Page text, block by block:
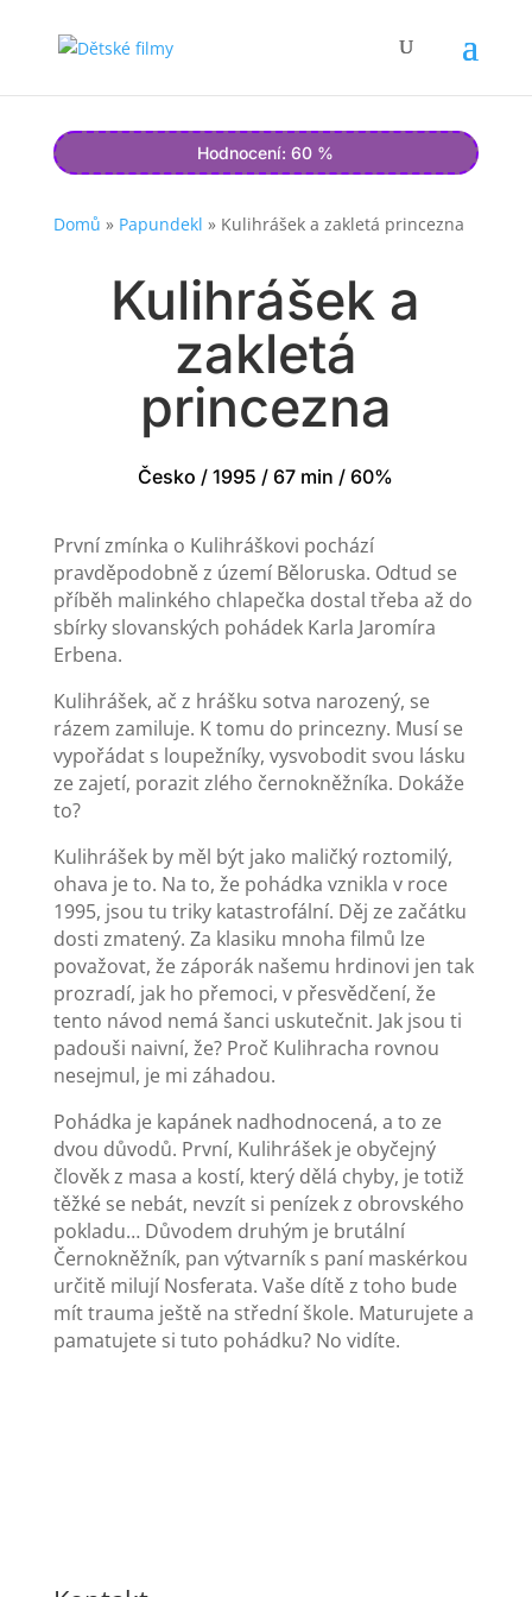
Hodnocení: 60 %
Domů » Papundekl » Kulihrášek a zakletá princezna
Kulihrášek a
zakletá
princezna
Česko / 1995 / 67 min / 60%
První zmínka o Kulihráškovi pochází
pravděpodobně z území Běloruska. Odtud se
příběh malinkého chlapečka dostal třeba až do
sbírky slovanských pohádek Karla Jaromíra
Erbena.
Kulihrášek, ač z hrášku sotva narozený, se
rázem zamiluje. K tomu do princezny. Musí se
vypořádat s loupežníky, vysvobodit svou lásku
ze zajetí, porazit zlého černokněžníka. Dokáže
to?
Kulihrášek by měl být jako maličký roztomilý,
ohava je to. Na to, že pohádka vznikla v roce
1995, jsou tu triky katastrofální. Děj ze začátku
dosti zmatený. Za klasiku mnoha filmů lze
považovat, že záporák našemu hrdinovi jen tak
prozradí, jak ho přemoci, v přesvědčení, že
tento návod nemá šanci uskutečnit. Jak jsou ti
padouši naivní, že? Proč Kulihracha rovnou
nesejmul, je mi záhadou.
Pohádka je kapánek nadhodnocená, a to ze
dvou důvodů. První, Kulihrášek je obyčejný
člověk z masa a kostí, který dělá chyby, je totiž
těžké se nebát, nevzít si penízek z obrovského
pokladu… Důvodem druhým je brutální
Černokněžník, pan výtvarník s paní maskérkou
určitě milují Nosferata. Vaše dítě z toho bude
mít trauma ještě na střední škole. Maturujete a
pamatujete si tuto pohádku? No vidíte.